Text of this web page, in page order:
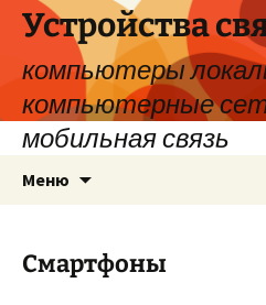
Устройства
компьютеры
компьютерные
мобильная связь
Меню
Смартфоны